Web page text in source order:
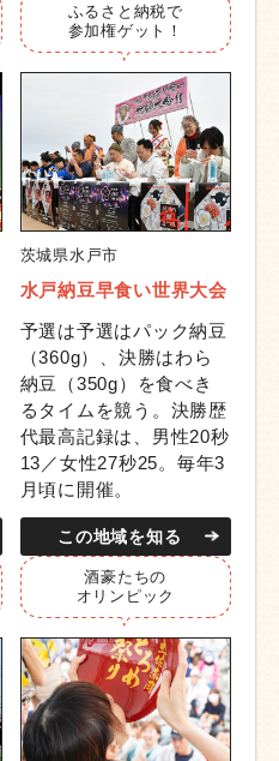
ふるさと納税で
参加権ゲット！
茨城県水戸市
水戸納豆早食い世界大会
予選は予選はパック納豆
（360g）、決勝はわら
納豆（350g）を食べき
るタイムを競う。決勝歴
代最高記録は、男性20秒
13／女性27秒25。毎年3
月頃に開催。
この地域を知る
酒豪たちの
オリンピック